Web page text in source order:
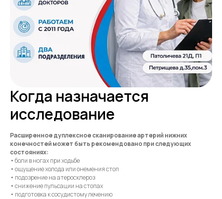
Когда назначается
исследование
Расширенное дуплексное сканирование артерий нижних
конечностей может быть рекомендовано при следующих
состояниях:
• боли в ногах при ходьбе
• ощущение холода или онемения стоп
• подозрение на атеросклероз
• снижение пульсации на стопах
• подготовка к сосудистому лечению